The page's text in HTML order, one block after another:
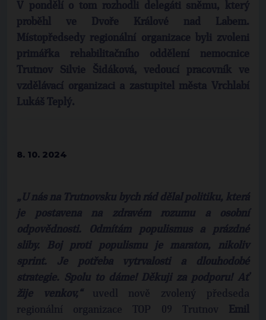
V pondělí o tom rozhodli delegáti sněmu, který
proběhl ve Dvoře Králové nad Labem.
Místopředsedy regionální organizace byli zvoleni
primářka rehabilitačního oddělení nemocnice
Trutnov Silvie Šidáková, vedoucí pracovník ve
vzdělávací organizaci a zastupitel města Vrchlabí
Lukáš Teplý.
8. 10. 2024
„U nás na Trutnovsku bych rád dělal politiku, která
je postavena na zdravém rozumu a osobní
odpovědnosti. Odmítám populismus a prázdné
sliby. Boj proti populismu je maraton, nikoliv
sprint. Je potřeba vytrvalosti a dlouhodobé
strategie. Spolu to dáme! Děkuji za podporu! Ať
žije venkov,“uvedl nově zvolený předseda
regionální organizace TOP 09 Trutnov
Emil